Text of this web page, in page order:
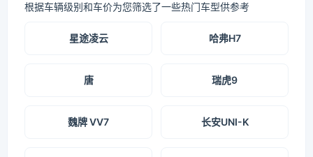
根据车辆级别和车价为您筛选了一些热门车型供参考
星途凌云 哈弗H7
唐 瑞虎9
魏牌 VV7 长安UNI-K